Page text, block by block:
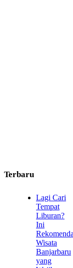
Terbaru
Lagi Cari
Tempat
Liburan?
Ini
Wisata
Banjarbaru
yang